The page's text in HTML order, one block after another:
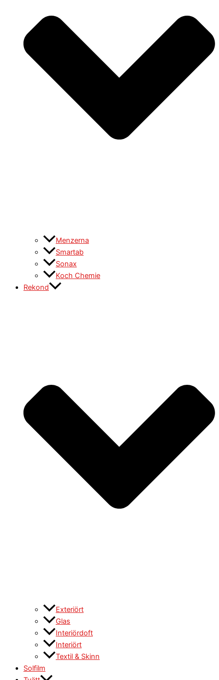
Menzerna
Smartab
Sonax
Koch Chemie
Rekond
Exteriört
Glas
Interiördoft
Interiört
Textil & Skinn
Solfilm